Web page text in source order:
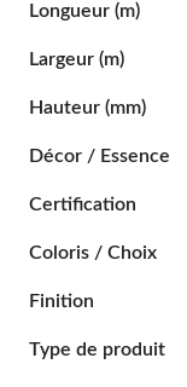
Longueur (m)
Largeur (m)
Hauteur (mm)
Décor / Essence
Certification
Coloris / Choix
Finition
Type de produit